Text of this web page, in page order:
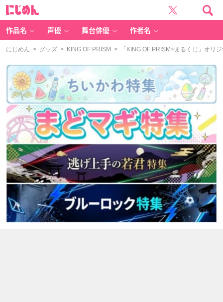
作品名 声優 舞台俳優 作者名
にじめん > グッズ > KING OF PRISM > 「KING OF PRISM×まるくじ」オリ